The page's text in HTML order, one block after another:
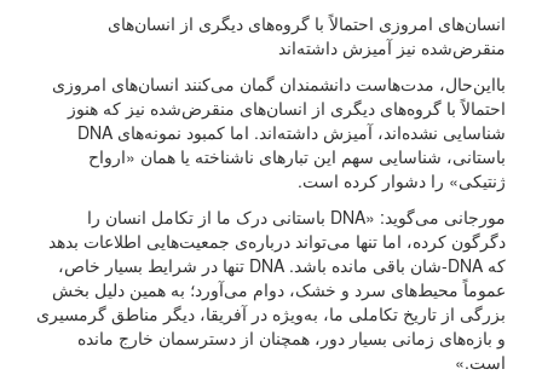
انسان‌های امروزی احتمالاً با گروه‌های دیگری از انسان‌های
منقرض‌شده نیز آمیزش داشته‌اند
با‌این‌حال، مدت‌هاست دانشمندان گمان می‌کنند انسان‌های امروزی
احتمالاً با گروه‌های دیگری از انسان‌های منقرض‌شده نیز که هنوز
شناسایی نشده‌اند، آمیزش داشته‌اند. اما کمبود نمونه‌های DNA
باستانی، شناسایی سهم این تبارهای ناشناخته یا همان «ارواح
ژنتیکی» را دشوار کرده است.
مورجانی می‌گوید: «DNA باستانی درک ما از تکامل انسان را
دگرگون کرده، اما تنها می‌تواند درباره‌ی جمعیت‌هایی اطلاعات بدهد
که DNA‌-شان باقی مانده باشد. DNA تنها در شرایط بسیار خاص،
عموماً محیط‌های سرد و خشک، دوام می‌آورد؛ به همین دلیل بخش
بزرگی از تاریخ تکاملی ما، به‌ویژه در آفریقا، دیگر مناطق گرمسیری
و بازه‌های زمانی بسیار دور، همچنان از دسترسمان خارج مانده
است.»